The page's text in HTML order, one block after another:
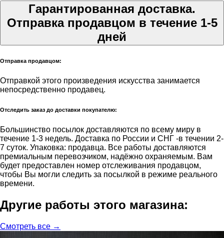
Гарантированная доставка.
Отправка продавцом в течение 1-5
дней
Отправка продавцом:
Отправкой этого произведения искусства занимается
непосредственно продавец.
Отследить заказ до доставки покупателю:
Большинство посылок доставляются по всему миру в
течение 1-3 недель. Доставка по России и СНГ -в течении 2-
7 суток. Упаковка: продавца. Все работы доставляются
премиальным перевозчиком, надёжно охраняемым. Вам
будет предоставлен номер отслеживания продавцом,
чтобы Вы могли следить за посылкой в режиме реального
времени.
Другие работы этого магазина:
Смотреть все →